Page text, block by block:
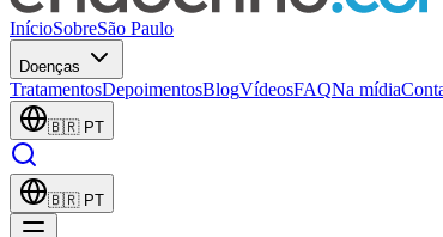
InícioSobreSão Paulo
Doenças
TratamentosDepoimentosBlogVídeosFAQNa mídia
🇧🇷 PT
🇧🇷 PT